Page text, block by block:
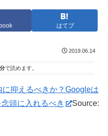
はてブ
2019.06.14
で読めます。
抑えるべきか？Googleは
頭に入れるべき
Source: